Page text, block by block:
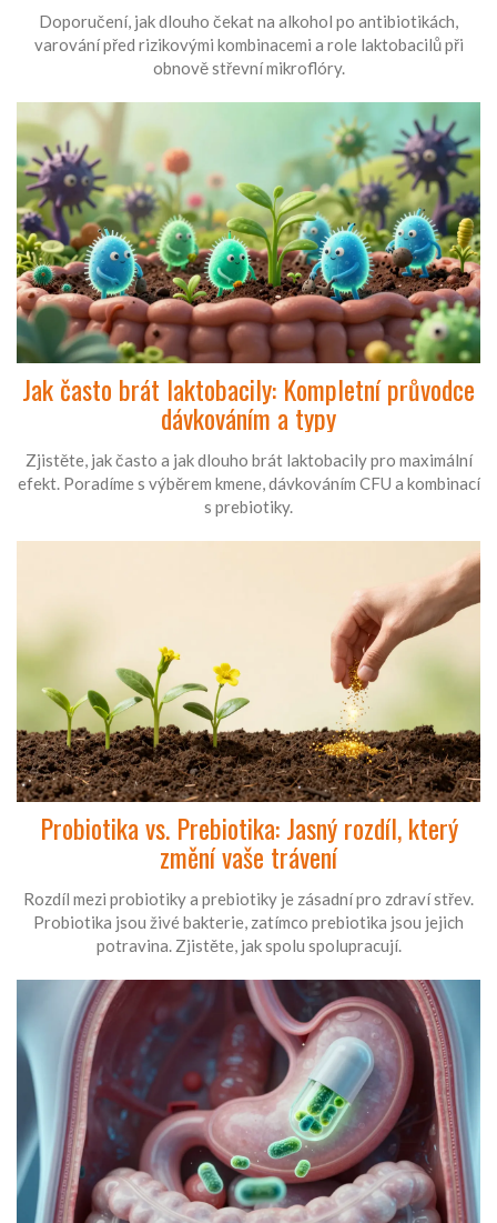
Doporučení, jak dlouho čekat na alkohol po antibiotikách,
varování před rizikovými kombinacemi a role laktobacilů při
obnově střevní mikroflóry.
Jak často brát laktobacily: Kompletní průvodce
dávkováním a typy
Zjistěte, jak často a jak dlouho brát laktobacily pro maximální
efekt. Poradíme s výběrem kmene, dávkováním CFU a kombinací
s prebiotiky.
Probiotika vs. Prebiotika: Jasný rozdíl, který
změní vaše trávení
Rozdíl mezi probiotiky a prebiotiky je zásadní pro zdraví střev.
Probiotika jsou živé bakterie, zatímco prebiotika jsou jejich
potravina. Zjistěte, jak spolu spolupracují.